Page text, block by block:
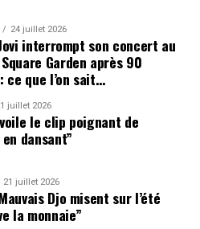
24 juillet 2026
interrompt son concert au
Garden après 90
ce que l’on sait…
juillet 2026
le clip poignant de
dansant”
21 juillet 2026
Djo misent sur l’été
la monnaie”